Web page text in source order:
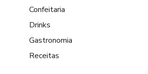
Confeitaria
Drinks
Gastronomia
Receitas